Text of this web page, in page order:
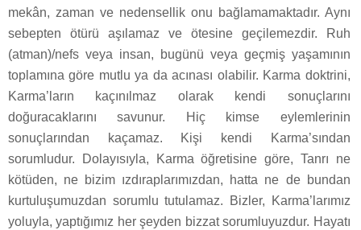
mekân, zaman ve nedensellik onu bağlamamaktadır. Aynı
sebepten ötürü aşılamaz ve ötesine geçilemezdir. Ruh
(atman)/nefs veya insan, bugünü veya geçmiş yaşamının
toplamına göre mutlu ya da acınası olabilir. Karma doktrini,
Karma’ların kaçınılmaz olarak kendi sonuçlarını
doğuracaklarını savunur. Hiç kimse eylemlerinin
sonuçlarından kaçamaz. Kişi kendi Karma’sından
sorumludur. Dolayısıyla, Karma öğretisine göre, Tanrı ne
kötüden, ne bizim ızdıraplarımızdan, hatta ne de bundan
kurtuluşumuzdan sorumlu tutulamaz. Bizler, Karma’larımız
yoluyla, yaptığımız her şeyden bizzat sorumluyuzdur. Hayatı